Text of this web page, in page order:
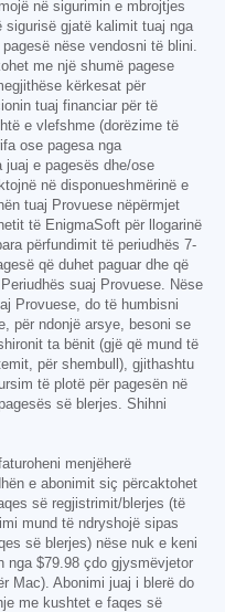
në sigurimin e mbrojtjes
sigurisë gjatë kalimit tuaj nga
nëse vendosni të blini.
me një shumë pagese
kërkesat për
tuaj financiar për të
e vlefshme (dorëzime të
ose pagesa nga
juaj e pagesës dhe/ose
në disponueshmërinë e
tuaj Provuese nëpërmjet
të EnigmaSoft për llogarinë
përfundimit të periudhës 7-
që duhet paguar dhe që
suaj Provuese. Nëse
Provuese, do të humbisni
për ndonjë arsye, besoni se
ta bënit (gjë që mund të
për shembull), gjithashtu
të plotë për pagesën në
së blerjes. Shihni
menjëherë
e abonimit siç përcaktohet
së regjistrimit/blerjes (të
mund të ndryshojë sipas
së blerjes) nëse nuk e keni
nga $79.98 çdo gjysmëvjetor
Mac). Abonimi juaj i blerë do
me kushtet e faqes së